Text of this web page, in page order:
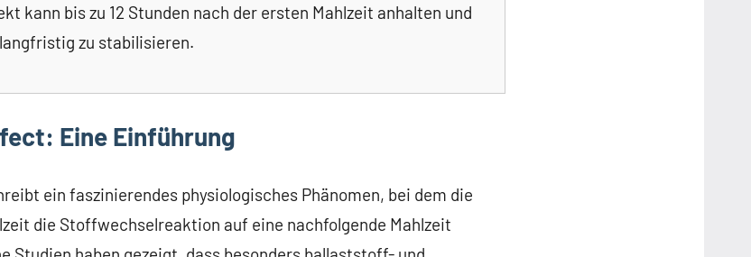
kann bis zu 12 Stunden nach der ersten Mahlzeit anhalten und
zu stabilisieren.
Eine Einführung
ein faszinierendes physiologisches Phänomen, bei dem die
die Stoffwechselreaktion auf eine nachfolgende Mahlzeit